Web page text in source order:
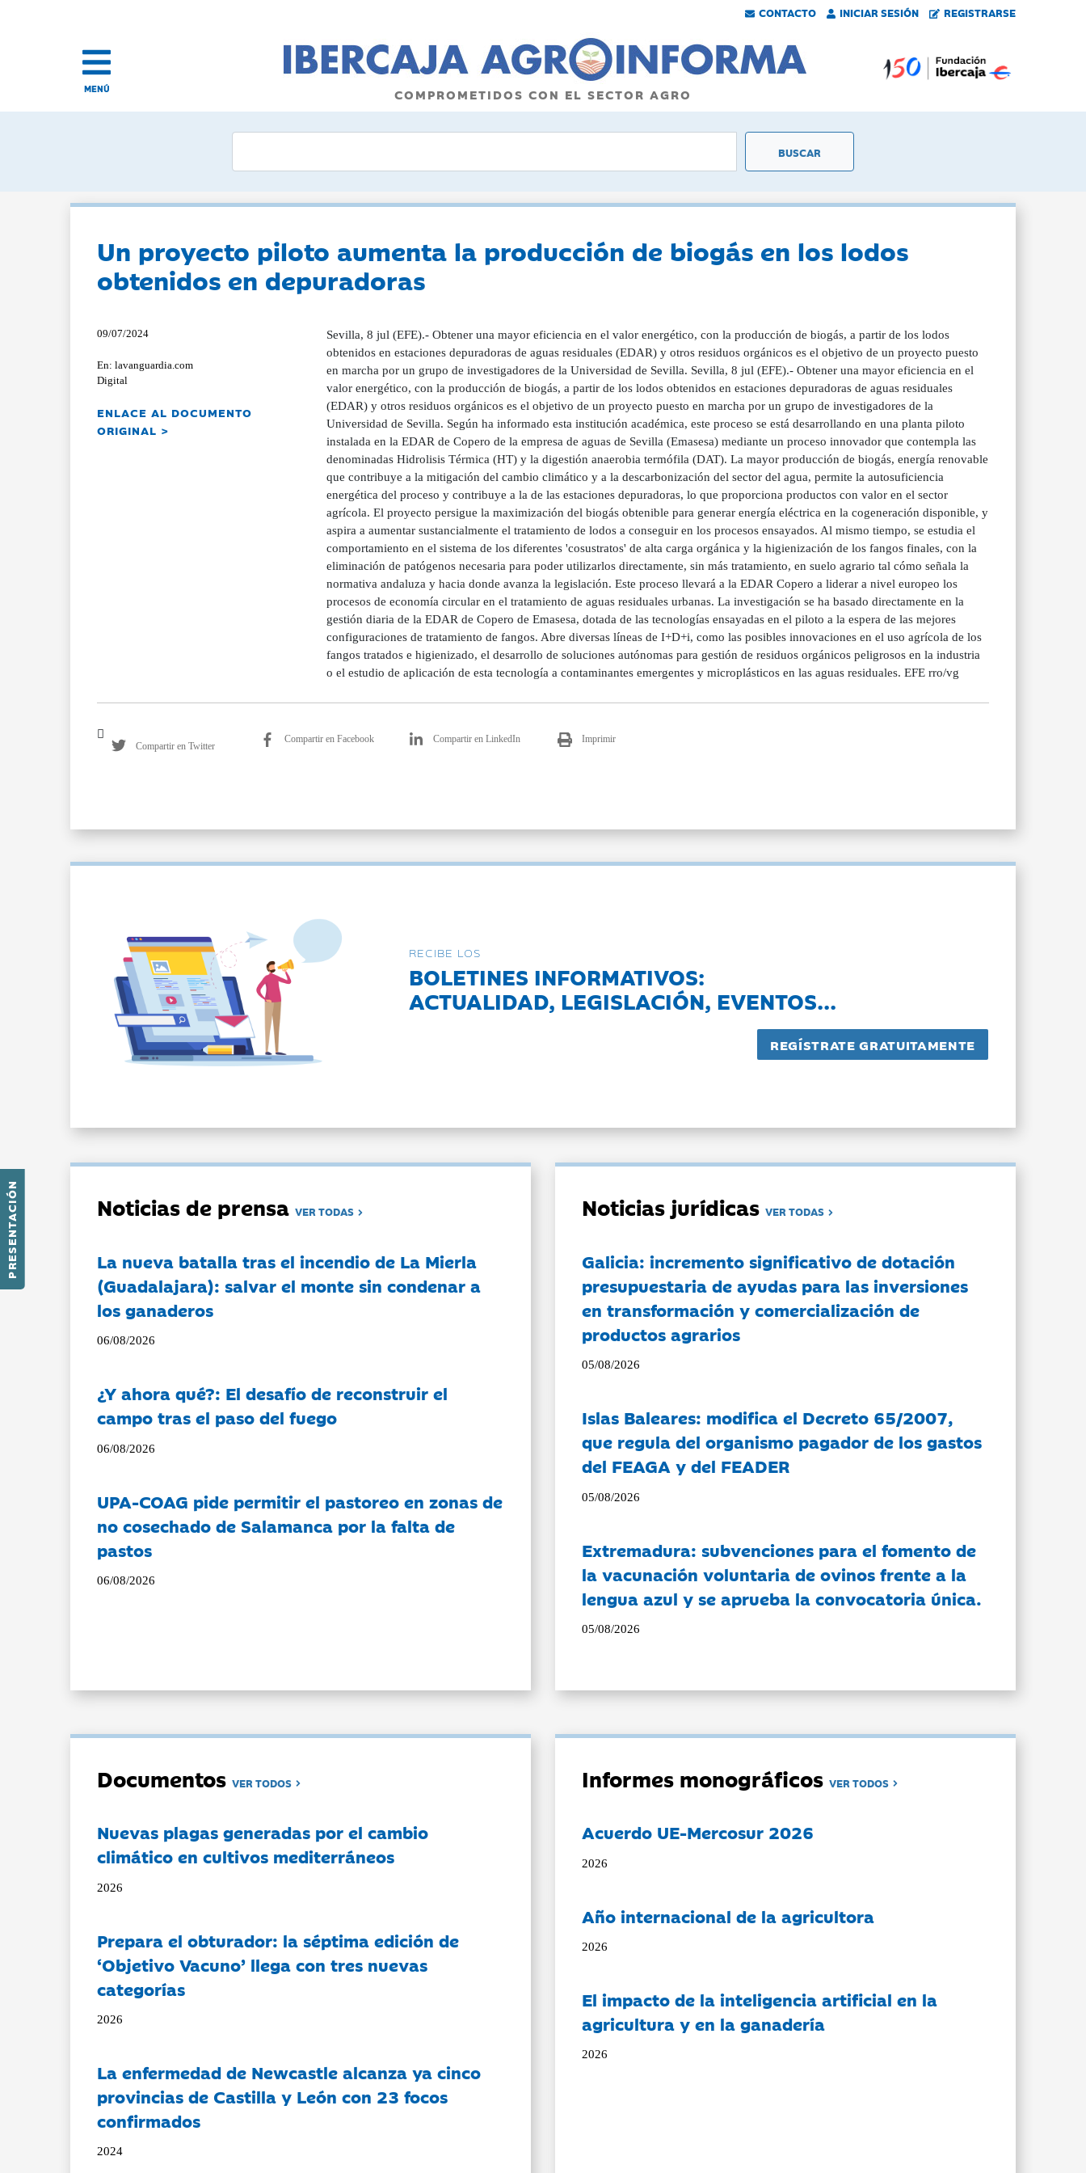
CONTACTO INICIAR SESIÓN REGISTRARSE
PRESENTACIÓN
MENÚ COMPROMETIDOS CON EL SECTOR AGRO
Un proyecto piloto aumenta la producción de biogás en los lodos
obtenidos en depuradoras
09/07/2024
En: lavanguardia.com
Digital
ENLACE AL DOCUMENTO
ORIGINAL >
Sevilla, 8 jul (EFE).- Obtener una mayor eficiencia en el valor energético, con la producción de biogás, a partir de los lodos
obtenidos en estaciones depuradoras de aguas residuales (EDAR) y otros residuos orgánicos es el objetivo de un proyecto puesto
en marcha por un grupo de investigadores de la Universidad de Sevilla. Sevilla, 8 jul (EFE).- Obtener una mayor eficiencia en el
valor energético, con la producción de biogás, a partir de los lodos obtenidos en estaciones depuradoras de aguas residuales
(EDAR) y otros residuos orgánicos es el objetivo de un proyecto puesto en marcha por un grupo de investigadores de la
Universidad de Sevilla. Según ha informado esta institución académica, este proceso se está desarrollando en una planta piloto
instalada en la EDAR de Copero de la empresa de aguas de Sevilla (Emasesa) mediante un proceso innovador que contempla las
denominadas Hidrolisis Térmica (HT) y la digestión anaerobia termófila (DAT). La mayor producción de biogás, energía renovable
que contribuye a la mitigación del cambio climático y a la descarbonización del sector del agua, permite la autosuficiencia
energética del proceso y contribuye a la de las estaciones depuradoras, lo que proporciona productos con valor en el sector
agrícola. El proyecto persigue la maximización del biogás obtenible para generar energía eléctrica en la cogeneración disponible, y
aspira a aumentar sustancialmente el tratamiento de lodos a conseguir en los procesos ensayados. Al mismo tiempo, se estudia el
comportamiento en el sistema de los diferentes 'cosustratos' de alta carga orgánica y la higienización de los fangos finales, con la
eliminación de patógenos necesaria para poder utilizarlos directamente, sin más tratamiento, en suelo agrario tal cómo señala la
normativa andaluza y hacia donde avanza la legislación. Este proceso llevará a la EDAR Copero a liderar a nivel europeo los
procesos de economía circular en el tratamiento de aguas residuales urbanas. La investigación se ha basado directamente en la
gestión diaria de la EDAR de Copero de Emasesa, dotada de las tecnologías ensayadas en el piloto a la espera de las mejores
configuraciones de tratamiento de fangos. Abre diversas líneas de I+D+i, como las posibles innovaciones en el uso agrícola de los
fangos tratados e higienizado, el desarrollo de soluciones autónomas para gestión de residuos orgánicos peligrosos en la industria
o el estudio de aplicación de esta tecnología a contaminantes emergentes y microplásticos en las aguas residuales. EFE rro/vg
Compartir en Twitter
Compartir en Facebook Compartir en LinkedIn Imprimir
RECIBE LOS
BOLETINES INFORMATIVOS:
ACTUALIDAD, LEGISLACIÓN, EVENTOS...
Noticias de prensaVER TODAS
La nueva batalla tras el incendio de La Mierla
(Guadalajara): salvar el monte sin condenar a
los ganaderos
06/08/2026
¿Y ahora qué?: El desafío de reconstruir el
campo tras el paso del fuego
06/08/2026
UPA-COAG pide permitir el pastoreo en zonas de
no cosechado de Salamanca por la falta de
pastos
06/08/2026
Noticias jurídicasVER TODAS
Galicia: incremento significativo de dotación
presupuestaria de ayudas para las inversiones
en transformación y comercialización de
productos agrarios
05/08/2026
Islas Baleares: modifica el Decreto 65/2007,
que regula del organismo pagador de los gastos
del FEAGA y del FEADER
05/08/2026
Extremadura: subvenciones para el fomento de
la vacunación voluntaria de ovinos frente a la
lengua azul y se aprueba la convocatoria única.
05/08/2026
DocumentosVER TODOS
Nuevas plagas generadas por el cambio
climático en cultivos mediterráneos
2026
Prepara el obturador: la séptima edición de
‘Objetivo Vacuno’ llega con tres nuevas
categorías
2026
La enfermedad de Newcastle alcanza ya cinco
provincias de Castilla y León con 23 focos
confirmados
2024
Informes monográficosVER TODOS
Acuerdo UE-Mercosur 2026
2026
Año internacional de la agricultora
2026
El impacto de la inteligencia artificial en la
agricultura y en la ganadería
2026